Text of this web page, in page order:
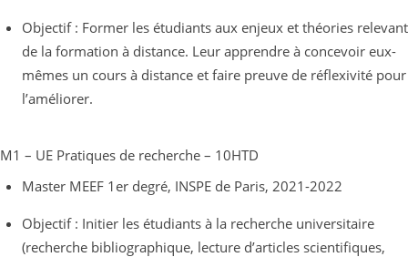
Objectif : Former les étudiants aux enjeux et théories relevant
de la formation à distance. Leur apprendre à concevoir eux-
mêmes un cours à distance et faire preuve de réflexivité pour
l’améliorer.
M1 – UE Pratiques de recherche – 10HTD
Master MEEF 1er degré, INSPE de Paris, 2021-2022
Objectif : Initier les étudiants à la recherche universitaire
(recherche bibliographique, lecture d’articles scientifiques,